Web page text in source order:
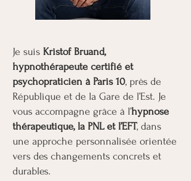
Je suis Kristof Bruand,
hypnothérapeute certifié et
psychopraticien à Paris 10, près de
République et de la Gare de l’Est. Je
vous accompagne grâce à l’hypnose
thérapeutique, la PNL et l’EFT, dans
une approche personnalisée orientée
vers des changements concrets et
durables.